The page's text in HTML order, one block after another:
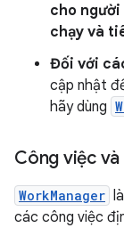
cho người
chạy và
Đối với
cập nhật
hãy dùng
Công việc
WorkManager
các công việc